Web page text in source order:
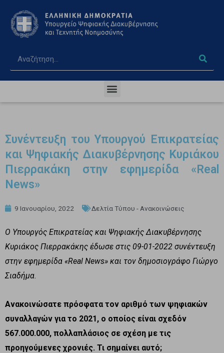
Συνέντευξη του Υπουργού Επικρατείας
και Ψηφιακής Διακυβέρνησης Κυριάκου
Πιερρακάκη στην εφημερίδα «Real
News»
9 Ιανουαρίου, 2022 Δελτία Τύπου - Ανακοινώσεις
Ο Υπουργός Επικρατείας και Ψηφιακής Διακυβέρνησης
Κυριάκος Πιερρακάκης έδωσε στις 09-01-2022 συνέντευξη
στην εφημερίδα «Real News» και τον δημοσιογράφο Γιώργο
Σιαδήμα.
Ανακοινώσατε πρόσφατα τον αριθμό των ψηφιακών
συναλλαγών για το 2021, ο οποίος είναι σχεδόν
567.000.000, πολλαπλάσιος σε σχέση με τις
προηγούμενες χρονιές. Τι σημαίνει αυτό;